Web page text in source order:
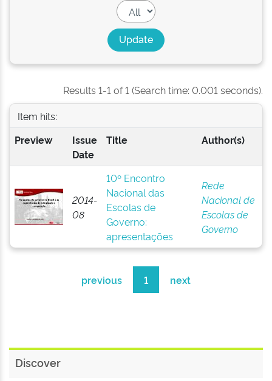
Results 1-1 of 1 (Search time: 0.001 seconds).
Item hits:
Preview
Issue
Date
Title Author(s)
2014-
08
10º Encontro
Nacional das
Escolas de
Governo:
apresentações
Rede
Nacional de
Escolas de
Governo
previous 1 next
Discover